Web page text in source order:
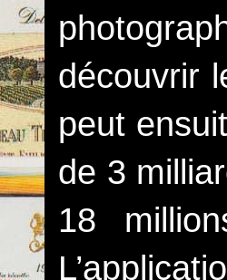
découvrir
peut
de 3
18